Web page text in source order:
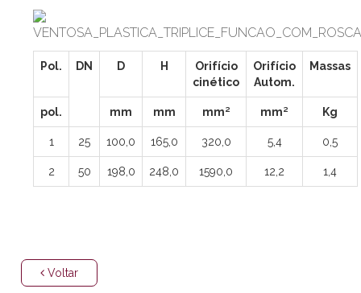
Pol. DN D H
Orifício
cinético
Orifício
Autom.
Massas
pol. mm mm mm² mm² Kg
1 25 100,0 165,0 320,0 5,4 0,5
2 50 198,0 248,0 1590,0 12,2 1,4
Voltar